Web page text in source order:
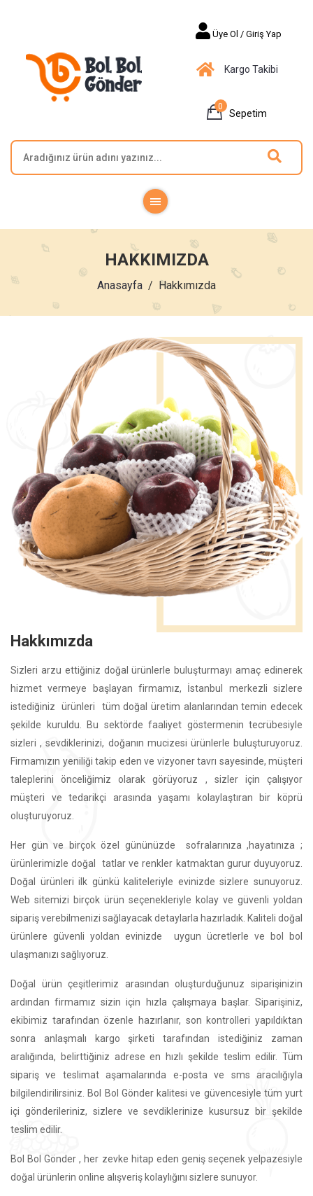
Üye Ol / Giriş Yap
Kargo Takibi
0
Sepetim
HAKKIMIZDA
Anasayfa Hakkımızda
Hakkımızda
Sizleri arzu ettiğiniz doğal ürünlerle buluşturmayı amaç edinerek
hizmet vermeye başlayan firmamız, İstanbul merkezli sizlere
istediğiniz ürünleri tüm doğal üretim alanlarından temin edecek
şekilde kuruldu. Bu sektörde faaliyet göstermenin tecrübesiyle
sizleri , sevdiklerinizi, doğanın mucizesi ürünlerle buluşturuyoruz.
Firmamızın yeniliği takip eden ve vizyoner tavrı sayesinde, müşteri
taleplerini önceliğimiz olarak görüyoruz , sizler için çalışıyor
müşteri ve tedarikçi arasında yaşamı kolaylaştıran bir köprü
oluşturuyoruz.
Her gün ve birçok özel gününüzde sofralarınıza ,hayatınıza ;
ürünlerimizle doğal tatlar ve renkler katmaktan gurur duyuyoruz.
Doğal ürünleri ilk günkü kaliteleriyle evinizde sizlere sunuyoruz.
Web sitemizi birçok ürün seçenekleriyle kolay ve güvenli yoldan
sipariş verebilmenizi sağlayacak detaylarla hazırladık. Kaliteli doğal
ürünlere güvenli yoldan evinizde uygun ücretlerle ve bol bol
ulaşmanızı sağlıyoruz.
Doğal ürün çeşitlerimiz arasından oluşturduğunuz siparişinizin
ardından firmamız sizin için hızla çalışmaya başlar. Siparişiniz,
ekibimiz tarafından özenle hazırlanır, son kontrolleri yapıldıktan
sonra anlaşmalı kargo şirketi tarafından istediğiniz zaman
aralığında, belirttiğiniz adrese en hızlı şekilde teslim edilir. Tüm
sipariş ve teslimat aşamalarında e-posta ve sms aracılığıyla
bilgilendirilirsiniz. Bol Bol Gönder kalitesi ve güvencesiyle tüm yurt
içi gönderileriniz, sizlere ve sevdiklerinize kusursuz bir şekilde
teslim edilir.
Bol Bol Gönder , her zevke hitap eden geniş seçenek yelpazesiyle
doğal ürünlerin online alışveriş kolaylığını sizlere sunuyor.